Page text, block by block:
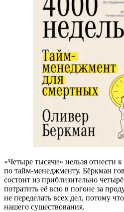
«Четыре тысячи» нельзя отнести
по тайм-менеджменту. Бёркман
состоит из приблизительно
потратить её всю в погоне за
не переделать всех дел, потому
нашего существования.